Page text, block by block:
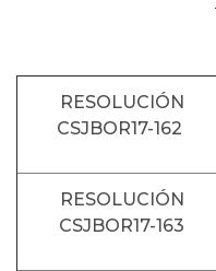
RESOLUCIÓN
CSJBOR17-162
RESOLUCIÓN
CSJBOR17-163